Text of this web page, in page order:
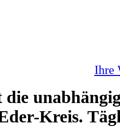
Ihre
die
Kreis.